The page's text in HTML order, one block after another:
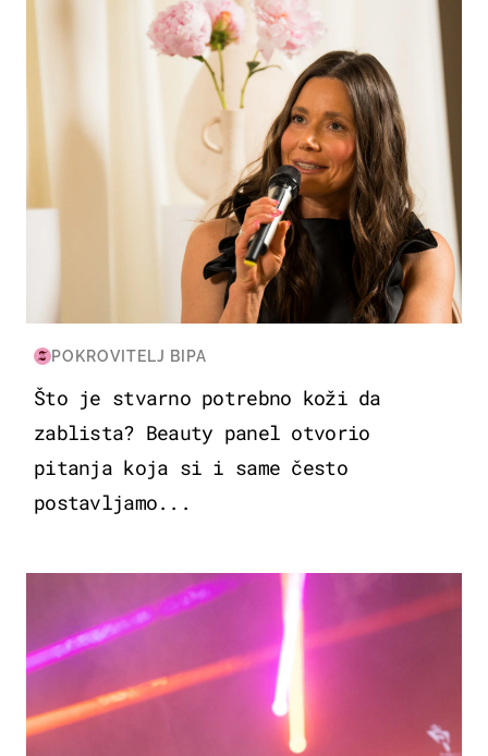
POKROVITELJ BIPA
Što je stvarno potrebno koži da
zablista? Beauty panel otvorio
pitanja koja si i same često
postavljamo...
KULTURA & ZABAVA